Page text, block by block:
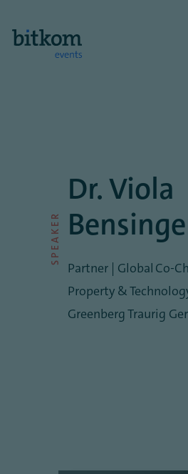
SPEAKER
Dr. Viola
Partner | Global
Property &
Greenberg Traurig